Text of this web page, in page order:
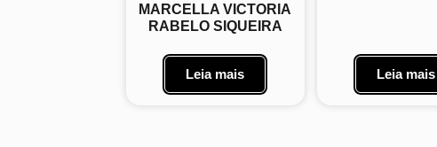
MARCELLA VICTORIA
RABELO SIQUEIRA
Leia mais Leia mais